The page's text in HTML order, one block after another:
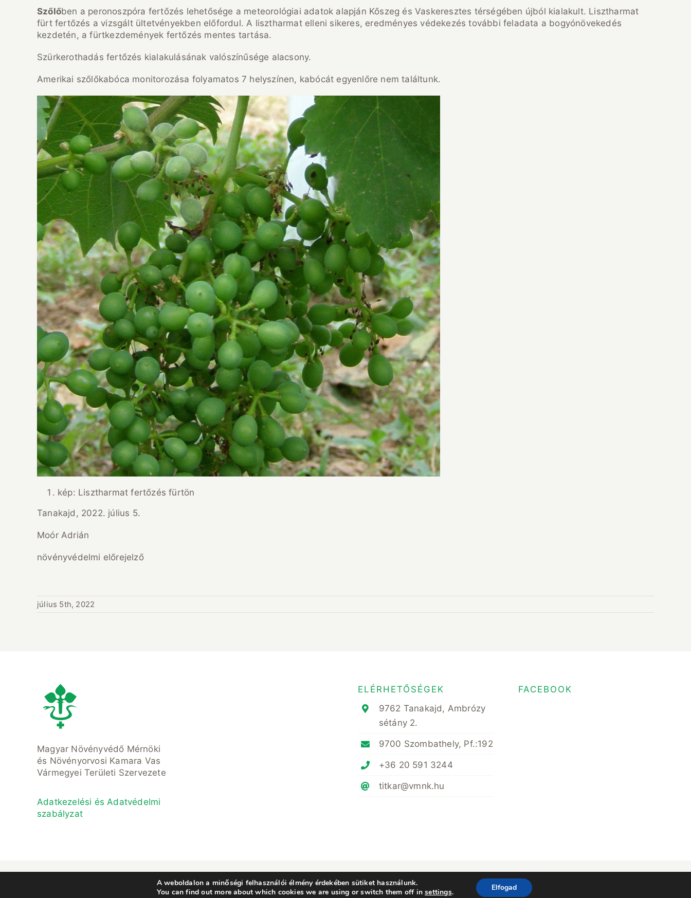
Szőlőben a peronoszpóra fertőzés lehetősége a meteorológiai adatok alapján Kőszeg és Vaskeresztes térségében újból kialakult. Lisztharmat
fürt fertőzés a vizsgált ültetvényekben előfordul. A lisztharmat elleni sikeres, eredményes védekezés további feladata a bogyónövekedés
kezdetén, a fürtkezdemények fertőzés mentes tartása.
Szürkerothadás fertőzés kialakulásának valószínűsége alacsony.
Amerikai szőlőkabóca monitorozása folyamatos 7 helyszínen, kabócát egyenlőre nem találtunk.
kép: Lisztharmat fertőzés fürtön
Tanakajd, 2022. július 5.
Moór Adrián
növényvédelmi előrejelző
július 5th, 2022
Magyar Növényvédő Mérnöki
és Növényorvosi Kamara Vas
Vármegyei Területi Szervezete
Adatkezelési és Adatvédelmi
szabályzat
ELÉRHETŐSÉGEK
9762 Tanakajd, Ambrózy
sétány 2.
9700 Szombathely, Pf.:192
+36 20 591 3244
titkar@vmnk.hu
FACEBOOK
© Copyright 2022- 2023 • Magyar Növényvédő Mérnöki és Növényorvosi Kamara Vas Megyei Területi Szervezete • All Rights Reserved • Minden jog fenntartva
A weboldalon a minőségi felhasználói élmény érdekében sütiket használunk.
You can find out more about which cookies we are using or switch them off insettings. Elfogad